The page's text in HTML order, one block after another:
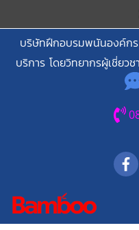
บริษัทฝึกอบรมพนันองค์กร
บริการ โดยวิทยากรผู้เชี่ย